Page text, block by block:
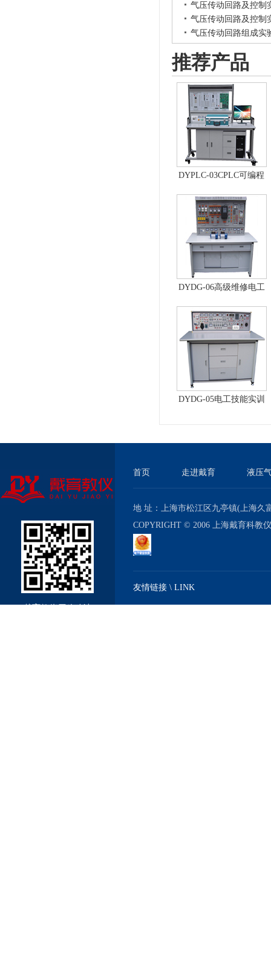
气压传动回路及控制
气压传动回路及控制
气压传动回路组成实
推荐产品
DYPLC-03CPLC可编程
统、自动控制原理综合
实验台
DYDG-06高级维修电工
型）
DYDG-05电工技能实训
首页 走进戴育 液压
地 址：上海市松江区九亭镇(上海
COPYRIGHT © 2006 上海戴育科
友情链接 \ LINK